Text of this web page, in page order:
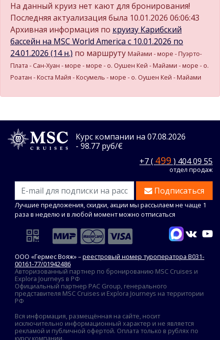
На данный круиз нет кают для бронирования!
Последняя актуализация была 10.01.2026 06:06:43
Архивная информация по круизу Карибский
бассейн на MSC World America c 10.01.2026 по
24.01.2026 (14 н.) по маршруту Майами - море - Пуэрто-
Плата - Сан-Хуан - море - море - о. Оушен Кей - Майами - море - о.
Роатан - Коста Майя - Косумель - море - о. Оушен Кей - Майами
Курс компании на 07.08.2026
- 98.77 руб/€
+7 ( 499 ) 404 09 55
отдел продаж
Подписаться
Лучшие предложения, скидки, акции мы рассылаем не чаще 1
раза в неделю и в любой момент можно отписаться
ООО «Гермес Вояж» –реестровый номер туроператора В031-
00161-77/01942486
Авторизованный партнер по бронированию MSC Cruises и
Explora Journeys в РФ
Официальный партнер PAC Group, генерального
представителя MSC Cruises и Explora Journeys на территории
РФ
Вся информация, размещённая на сайте, носит
исключительно информационный характер и не является
рекламой и публичной офертой. Оплата только в рублях по
курсу компании.